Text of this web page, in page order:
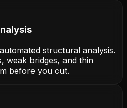
structural analysis.
weak bridges, and thin
before you cut.